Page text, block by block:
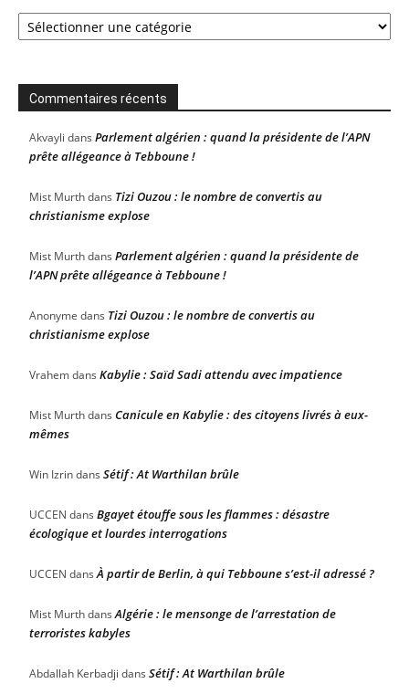
Catégories
Commentaires récents
Akvayli dans Parlement algérien : quand la présidente de l’APN
prête allégeance à Tebboune !
Mist Murthdans Tizi Ouzou : le nombre de convertis au
christianisme explose
Mist Murthdans Parlement algérien : quand la présidente de
l’APN prête allégeance à Tebboune !
Anonyme dans Tizi Ouzou : le nombre de convertis au
christianisme explose
Vrahemdans Kabylie : Saïd Sadi attendu avec impatience
Mist Murthdans Canicule en Kabylie : des citoyens livrés à eux-
mêmes
Win Izrindans Sétif : At Warthilan brûle
UCCEN dans Bgayet étouffe sous les flammes : désastre
écologique et lourdes interrogations
UCCEN dansÀ partir de Berlin, à qui Tebboune s’est-il adressé ?
Mist MurthdansAlgérie : le mensonge de l’arrestation de
terroristes kabyles
Abdallah Kerbadji dans Sétif : At Warthilan brûle